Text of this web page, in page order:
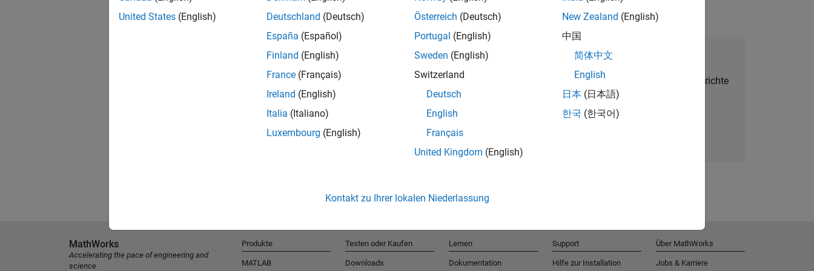
Talent Network beitreten
Erhalten Sie personalisierte Stellenangebote, Berichte
und Unternehmensneuigkeiten.
United States (English)
Deutschland (Deutsch)
España (Español)
Finland (English)
France (Français)
Ireland (English)
Italia (Italiano)
Luxembourg (English)
Österreich (Deutsch)
Portugal (English)
Sweden (English)
Switzerland
Deutsch
English
Français
United Kingdom (English)
New Zealand (English)
中国
简体中文
English
日本 (日本語)
한국 (한국어)
Kontakt zu Ihrer lokalen Niederlassung
MathWorks
Accelerating the pace of engineering and
science
Produkte
MATLAB
Testen oder Kaufen
Downloads
Lernen
Dokumentation
Support
Hilfe zur Installation
Über MathWorks
Jobs & Karriere